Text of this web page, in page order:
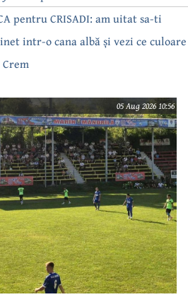
pentru CRISADI: am uitat sa-ti
intr-o cana albă și vezi ce culoare
05 Aug 2026 10:56